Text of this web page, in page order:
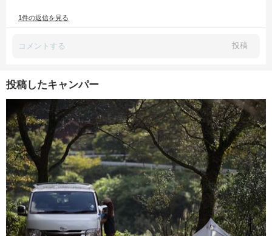
1件の返信を見る
投稿
投稿したキャンパー